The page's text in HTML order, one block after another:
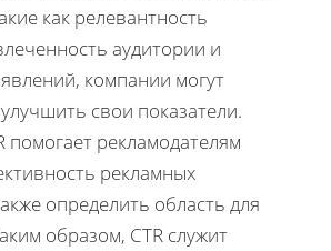
как релевантность
аудитории и
компании могут
свои показатели.
помогает рекламодателям
рекламных
определить область для
образом, CTR служит